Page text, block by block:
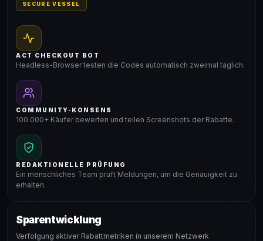
SECURE VESSEL
ACT CHECKOUT BOT
Headless-Browser testen die Codes automatisch zweimal täglich.
COMMUNITY-KONSENS
100.000+ Käufer bewerten und teilen Screenshots der Rabatte.
REDAKTIONELLE PRÜFUNG
Ein menschliches Team prüft Meldungen, um die Genauigkeit zu
erhalten.
Sparentwicklung
Verfolgung aktiver Rabattmetriken in unserem Netzwerk